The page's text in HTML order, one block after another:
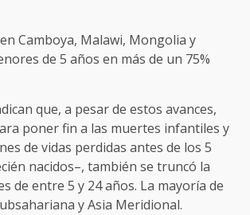
Camboya, Malawi, Mongolia y
de 5 años en más de un 75%
que, a pesar de estos avances,
poner fin a las muertes infantiles y
de vidas perdidas antes de los 5
nacidos–, también se truncó la
de entre 5 y 24 años. La mayoría de
y Asia Meridional.